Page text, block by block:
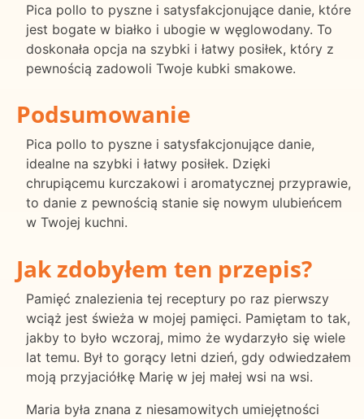
Pica pollo to pyszne i satysfakcjonujące danie, które
jest bogate w białko i ubogie w węglowodany. To
doskonała opcja na szybki i łatwy posiłek, który z
pewnością zadowoli Twoje kubki smakowe.
Podsumowanie
Pica pollo to pyszne i satysfakcjonujące danie,
idealne na szybki i łatwy posiłek. Dzięki
chrupiącemu kurczakowi i aromatycznej przyprawie,
to danie z pewnością stanie się nowym ulubieńcem
w Twojej kuchni.
Jak zdobyłem ten przepis?
Pamięć znalezienia tej receptury po raz pierwszy
wciąż jest świeża w mojej pamięci. Pamiętam to tak,
jakby to było wczoraj, mimo że wydarzyło się wiele
lat temu. Był to gorący letni dzień, gdy odwiedzałem
moją przyjaciółkę Marię w jej małej wsi na wsi.
Maria była znana z niesamowitych umiejętności